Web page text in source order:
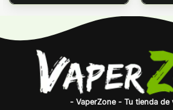
- VaperZone - Tu tienda de